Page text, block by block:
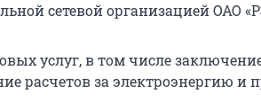
сетевой организацией ОАО
услуг, в том числе
расчетов за электроэнергию и